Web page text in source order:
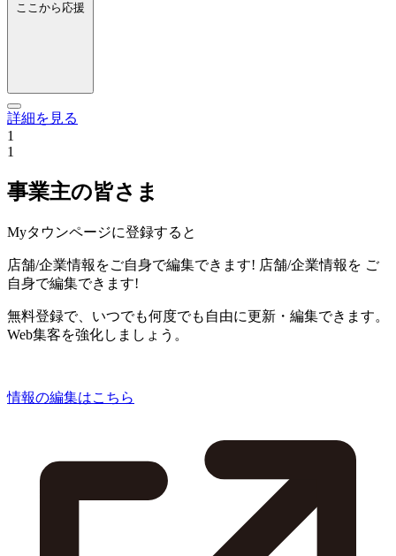
ここから応援
詳細を見る
1
1
事業主の皆さま
Myタウンページに登録すると
店舗/企業情報をご自身で編集できます! 店舗/企業情報を ご
自身で編集できます!
無料登録で、いつでも何度でも自由に更新・編集できます。
Web集客を強化しましょう。
情報の編集はこちら